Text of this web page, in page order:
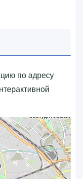
по адресу